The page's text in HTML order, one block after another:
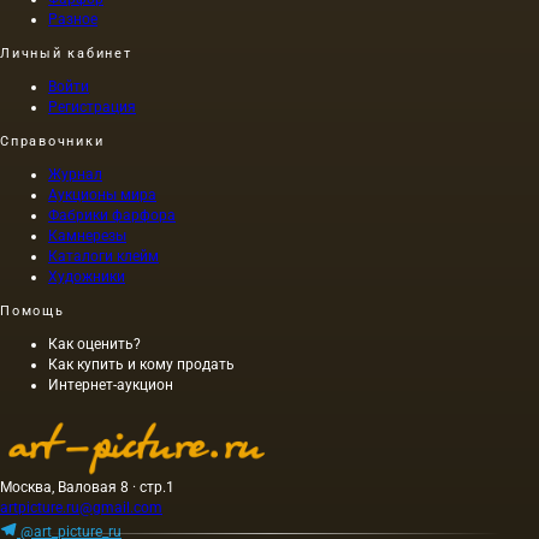
Разное
Личный кабинет
Войти
Регистрация
Справочники
Журнал
Аукционы мира
Фабрики фарфора
Камнерезы
Каталоги клейм
Художники
Помощь
Как оценить?
Как купить и кому продать
Интернет-аукцион
Москва, Валовая 8 · стр.1
artpicture.ru@gmail.com
@art_picture_ru